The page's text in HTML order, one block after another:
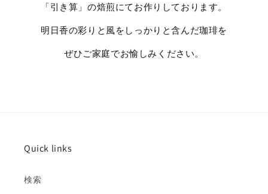
「引き算」の焙煎にてお作りしております。
明日香の彩りと風をしっかりと含んだ珈琲を
ぜひご家庭でお愉しみください。
Quick links
検索